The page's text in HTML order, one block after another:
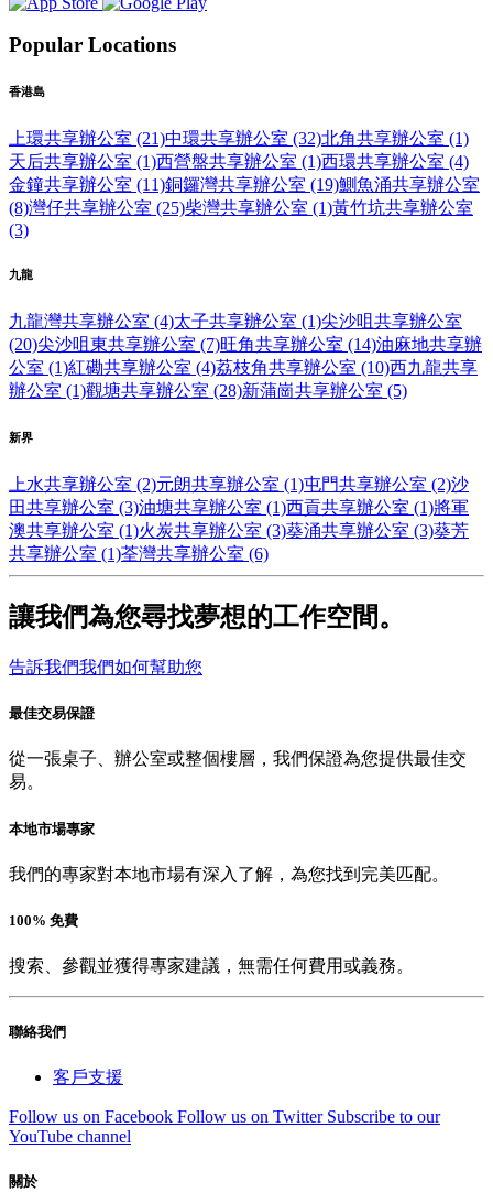
Popular Locations
香港島
上環共享辦公室 (21)中環共享辦公室 (32)北角共享辦公室 (1)
天后共享辦公室 (1)西營盤共享辦公室 (1)西環共享辦公室 (4)
金鐘共享辦公室 (11)銅鑼灣共享辦公室 (19)鰂魚涌共享辦公室
(8)灣仔共享辦公室 (25)柴灣共享辦公室 (1)黃竹坑共享辦公室
(3)
九龍
九龍灣共享辦公室 (4)太子共享辦公室 (1)尖沙咀共享辦公室
(20)尖沙咀東共享辦公室 (7)旺角共享辦公室 (14)油麻地共享辦
公室 (1)紅磡共享辦公室 (4)荔枝角共享辦公室 (10)西九龍共享
辦公室 (1)觀塘共享辦公室 (28)新蒲崗共享辦公室 (5)
新界
上水共享辦公室 (2)元朗共享辦公室 (1)屯門共享辦公室 (2)沙
田共享辦公室 (3)油塘共享辦公室 (1)西貢共享辦公室 (1)將軍
澳共享辦公室 (1)火炭共享辦公室 (3)葵涌共享辦公室 (3)葵芳
共享辦公室 (1)荃灣共享辦公室 (6)
讓我們為您尋找夢想的工作空間。
告訴我們我們如何幫助您
最佳交易保證
從一張桌子、辦公室或整個樓層，我們保證為您提供最佳交
易。
本地市場專家
我們的專家對本地市場有深入了解，為您找到完美匹配。
100% 免費
搜索、參觀並獲得專家建議，無需任何費用或義務。
聯絡我們
客戶支援
Follow us on Facebook Follow us on Twitter Subscribe to our
YouTube channel
關於